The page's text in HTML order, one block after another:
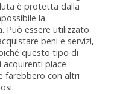
è protetta dalla
la
Può essere utilizzato
beni e servizi,
questo tipo di
piace
farebbero con altri